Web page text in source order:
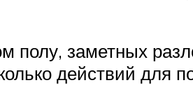
полу, заметных
действий для